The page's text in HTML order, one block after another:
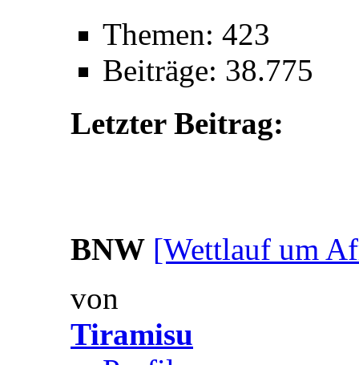
Themen: 423
Beiträge: 38.775
Letzter Beitrag:
BNW [Wettlauf um
von
Tiramisu